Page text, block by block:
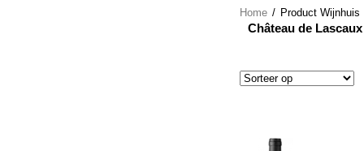
Home / Product Wijnhuis
Château de Lascaux